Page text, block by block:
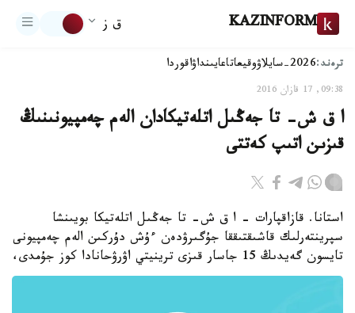
KAZINFORM ق ز
ترەند:2026-سايلاۋ وقيعاتاعايىنداۋاقوردا
09:38, 17 قازان 2016
ا ق ش- تا جەڭىل اتلەتيكادان الەم چەمپيونىنىڭ
قىزىن اتىپ كەتتى
استانا. قازاقپارات - ا ق ش- تا جەڭىل اتلەتيكا بويىنشا
سپرينتەرلىك قاشىقتىققا جۇگىرۋدەن ءۇش دۇركىن الەم چەمپيونى
تايسون گەيدىڭ 15 جاسار قىزى ترينيتي اۋرۋحانادا كوز جۇمدى،